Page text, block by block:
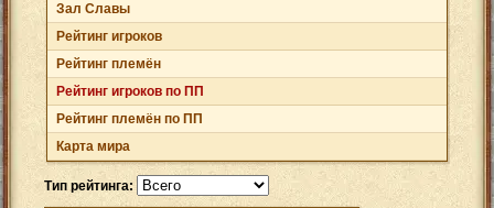
Зал Cлавы
Рейтинг игроков
Рейтинг племён
Рейтинг игроков по ПП
Рейтинг племён по ПП
Карта мира
Тип рейтинга: